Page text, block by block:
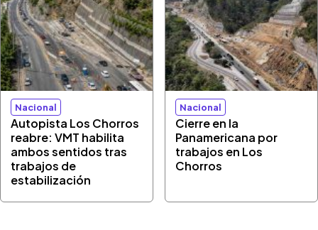
Nacional
Autopista Los Chorros
reabre: VMT habilita
ambos sentidos tras
trabajos de
estabilización
Nacional
Cierre en la
Panamericana por
trabajos en Los
Chorros